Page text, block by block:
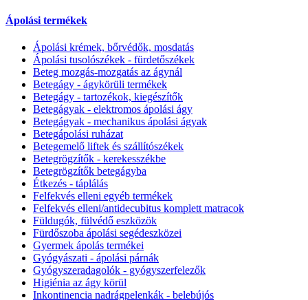
Ápolási termékek
Ápolási krémek, bőrvédők, mosdatás
Ápolási tusolószékek - fürdetőszékek
Beteg mozgás-mozgatás az ágynál
Betegágy - ágykörüli termékek
Betegágy - tartozékok, kiegészítők
Betegágyak - elektromos ápolási ágy
Betegágyak - mechanikus ápolási ágyak
Betegápolási ruházat
Betegemelő liftek és szállítószékek
Betegrögzítők - kerekesszékbe
Betegrögzítők betegágyba
Étkezés - táplálás
Felfekvés elleni egyéb termékek
Felfekvés elleni/antidecubitus komplett matracok
Füldugók, fülvédő eszközök
Fürdőszoba ápolási segédeszközei
Gyermek ápolás termékei
Gyógyászati - ápolási párnák
Gyógyszeradagolók - gyógyszerfelezők
Higiénia az ágy körül
Inkontinencia nadrágpelenkák - belebújós